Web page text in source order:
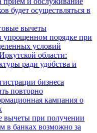
будет осуществляться в
вычеты
упрощенном порядке при
условий
области:
ради удобства и
бизнеса
повторно
кампания о
вычеты при получении
в банках возможно за